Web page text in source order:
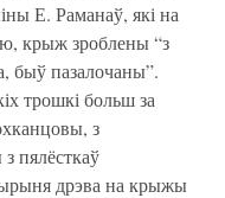
Е. Раманаў, які на
крыж зроблены “з
быў пазалочаны”.
трошкі больш за
з
пялёсткаў
дрэва на крыжы